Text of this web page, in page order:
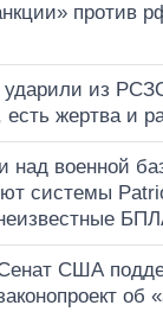
против
ударили из
есть жертва и
над военной
системы
США
об